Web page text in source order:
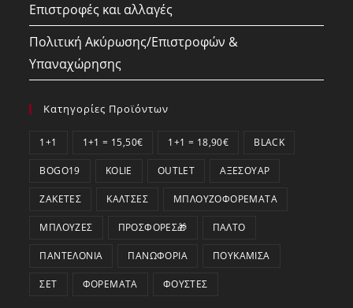
Επιστροφές και αλλαγές
Πολιτική Ακύρωσης/Επιστροφών &
Υπαναχώρησης
Κατηγορίες Προϊόντων
1+1 1+1 = 15,50€ 1+1 = 18,90€ BLACK
BOGO19 KOLIE OUTLET ΑΞΕΣΟΥΆΡ
ΖΑΚΈΤΕΣ ΚΆΛΤΣΕΣ ΜΠΛΟΥΖΟΦΟΡΈΜΑΤΑ
ΜΠΛΟΎΖΕΣ ΠΡΟΣΦΟΡΕΣ🎁 ΠΑΛΤΌ
ΠΑΝΤΕΛΌΝΙΑ ΠΑΝΩΦΌΡΙΑ ΠΟΥΚΆΜΙΣΑ
ΣΕΤ ΦΟΡΈΜΑΤΑ ΦΟΎΣΤΕΣ